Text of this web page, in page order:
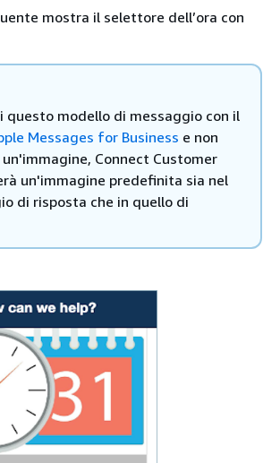
mostra il selettore dell’ora con
questo modello di messaggio con il
Messages for Business e non
Connect Customer
un'immagine predefinita sia nel
di risposta che in quello di